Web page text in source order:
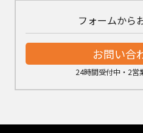
フォームから
お問い合
24時間受付中・2営